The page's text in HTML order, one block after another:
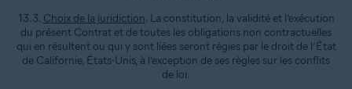
13.3. Choix de la juridiction. La constitution, la validité et l’exécution
du présent Contrat et de toutes les obligations non contractuelles
qui en résultent ou qui y sont liées seront régies par le droit de l’État
de Californie, États-Unis, à l’exception de ses règles sur les conflits
de loi.